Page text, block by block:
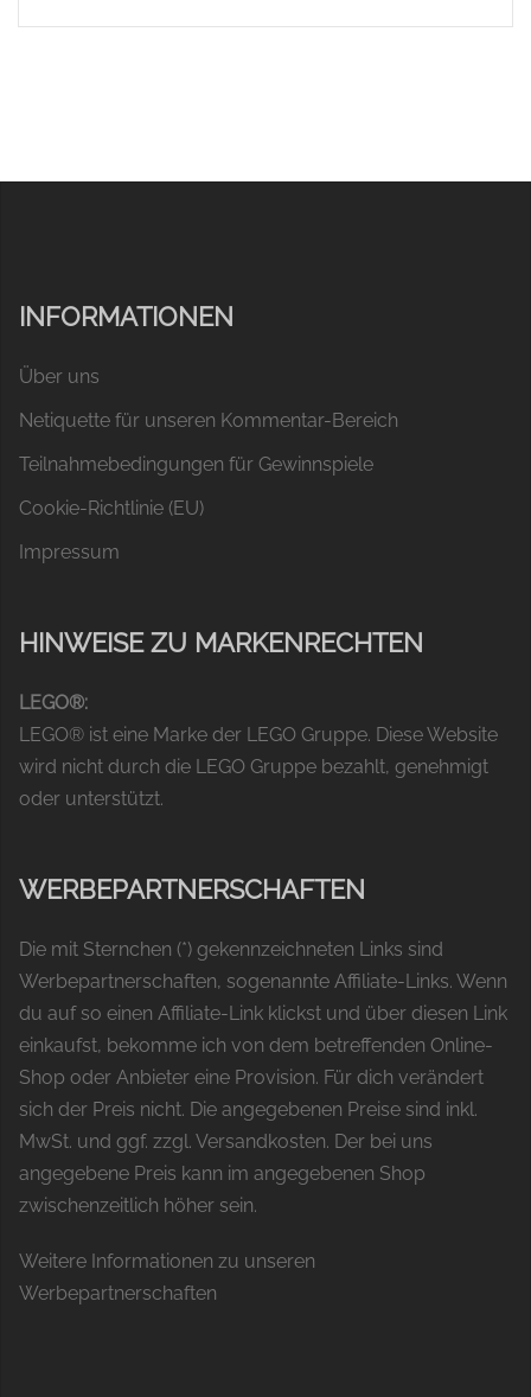
INFORMATIONEN
Über uns
Netiquette für unseren Kommentar-Bereich
Teilnahmebedingungen für Gewinnspiele
Cookie-Richtlinie (EU)
Impressum
HINWEISE ZU MARKENRECHTEN
LEGO®:
LEGO® ist eine Marke der LEGO Gruppe. Diese Website
wird nicht durch die LEGO Gruppe bezahlt, genehmigt
oder unterstützt.
WERBEPARTNERSCHAFTEN
Die mit Sternchen (*) gekennzeichneten Links sind
Werbepartnerschaften, sogenannte Affiliate-Links. Wenn
du auf so einen Affiliate-Link klickst und über diesen Link
einkaufst, bekomme ich von dem betreffenden Online-
Shop oder Anbieter eine Provision. Für dich verändert
sich der Preis nicht. Die angegebenen Preise sind inkl.
MwSt. und ggf. zzgl. Versandkosten. Der bei uns
angegebene Preis kann im angegebenen Shop
zwischenzeitlich höher sein.
Weitere Informationen zu unseren
Werbepartnerschaften